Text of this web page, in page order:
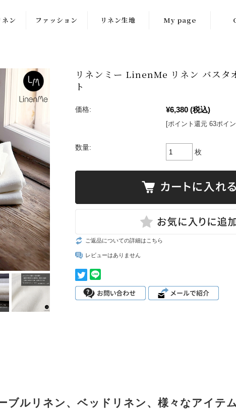
ン
ト・
カバ
ファッション リネン生地 My page
リネンミー LinenMe リネン バスタ
ト
価格: ¥6,380 (税込)
[ポイント還元 63ポイ
数量:
枚
ご返品についての詳細はこちら
レビューはありません
ブルリネン、ベッドリネン、様々なアイテ